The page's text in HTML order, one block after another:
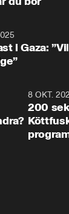
i Gaza:
31:058 OKT.
200